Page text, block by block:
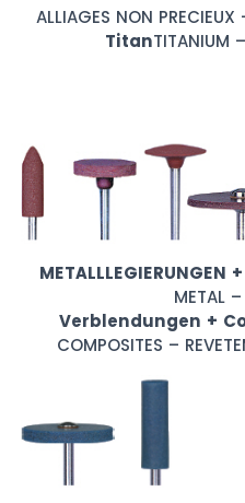
ALLIAGES NON
TitanTITANIUM
METALLLEGIERUNGEN
METAL –
Verblendungen +
COMPOSITES –